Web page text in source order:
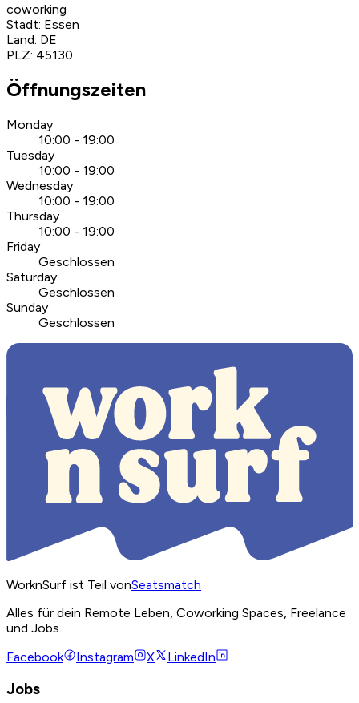
coworking
Stadt: Essen
Land: DE
PLZ: 45130
Öffnungszeiten
Monday
10:00 - 19:00
Tuesday
10:00 - 19:00
Wednesday
10:00 - 19:00
Thursday
10:00 - 19:00
Friday
Geschlossen
Saturday
Geschlossen
Sunday
Geschlossen
WorknSurf ist Teil vonSeatsmatch
Alles für dein Remote Leben, Coworking Spaces, Freelance
und Jobs.
Facebook
Instagram X LinkedIn
Jobs